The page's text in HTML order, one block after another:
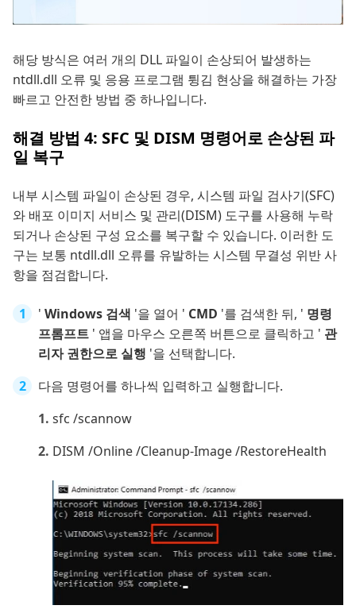
해당 방식은 여러 개의 DLL 파일이 손상되어 발생하는
ntdll.dll 오류 및 응용 프로그램 튕김 현상을 해결하는 가장
빠르고 안전한 방법 중 하나입니다.
해결 방법 4: SFC 및 DISM 명령어로 손상된 파
일 복구
내부 시스템 파일이 손상된 경우, 시스템 파일 검사기(SFC)
와 배포 이미지 서비스 및 관리(DISM) 도구를 사용해 누락
되거나 손상된 구성 요소를 복구할 수 있습니다. 이러한 도
구는 보통 ntdll.dll 오류를 유발하는 시스템 무결성 위반 사
항을 점검합니다.
' Windows 검색 '을 열어 ' CMD '를 검색한 뒤, ' 명령
프롬프트 ' 앱을 마우스 오른쪽 버튼으로 클릭하고 ' 관
리자 권한으로 실행 '을 선택합니다.
다음 명령어를 하나씩 입력하고 실행합니다.
sfc /scannow
DISM /Online /Cleanup-Image /RestoreHealth